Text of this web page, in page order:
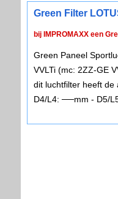
Green Filter
bij IMPROMAXX een
Green Paneel
VVLTi (mc: 2ZZ-GE
dit luchtfilter heeft
D4/L4: ──mm - D5/